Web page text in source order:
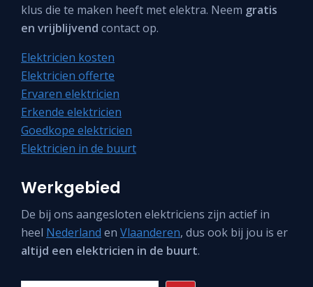
klus die te maken heeft met elektra. Neem gratis
en vrijblijvend contact op.
Elektricien kosten
Elektricien offerte
Ervaren elektricien
Erkende elektricien
Goedkope elektricien
Elektricien in de buurt
Werkgebied
De bij ons aangesloten elektriciens zijn actief in
heel Nederland en Vlaanderen, dus ook bij jou is er
altijd een elektricien in de buurt.